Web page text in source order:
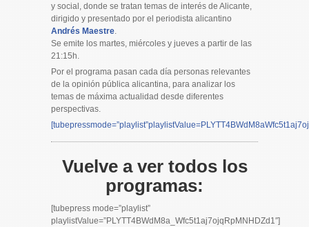
y social, donde se tratan temas de interés de Alicante,
dirigido y presentado por el periodista alicantino
Andrés Maestre.
Se emite los martes, miércoles y jueves a partir de las
21:15h.
Por el programa pasan cada día personas relevantes
de la opinión pública alicantina, para analizar los
temas de máxima actualidad desde diferentes
perspectivas.
Vuelve a ver todos los
programas:
[tubepress mode=”playlist”
playlistValue=”PLYTT4BWdM8a_Wfc5t1aj7ojqRpMNHDZd1″]